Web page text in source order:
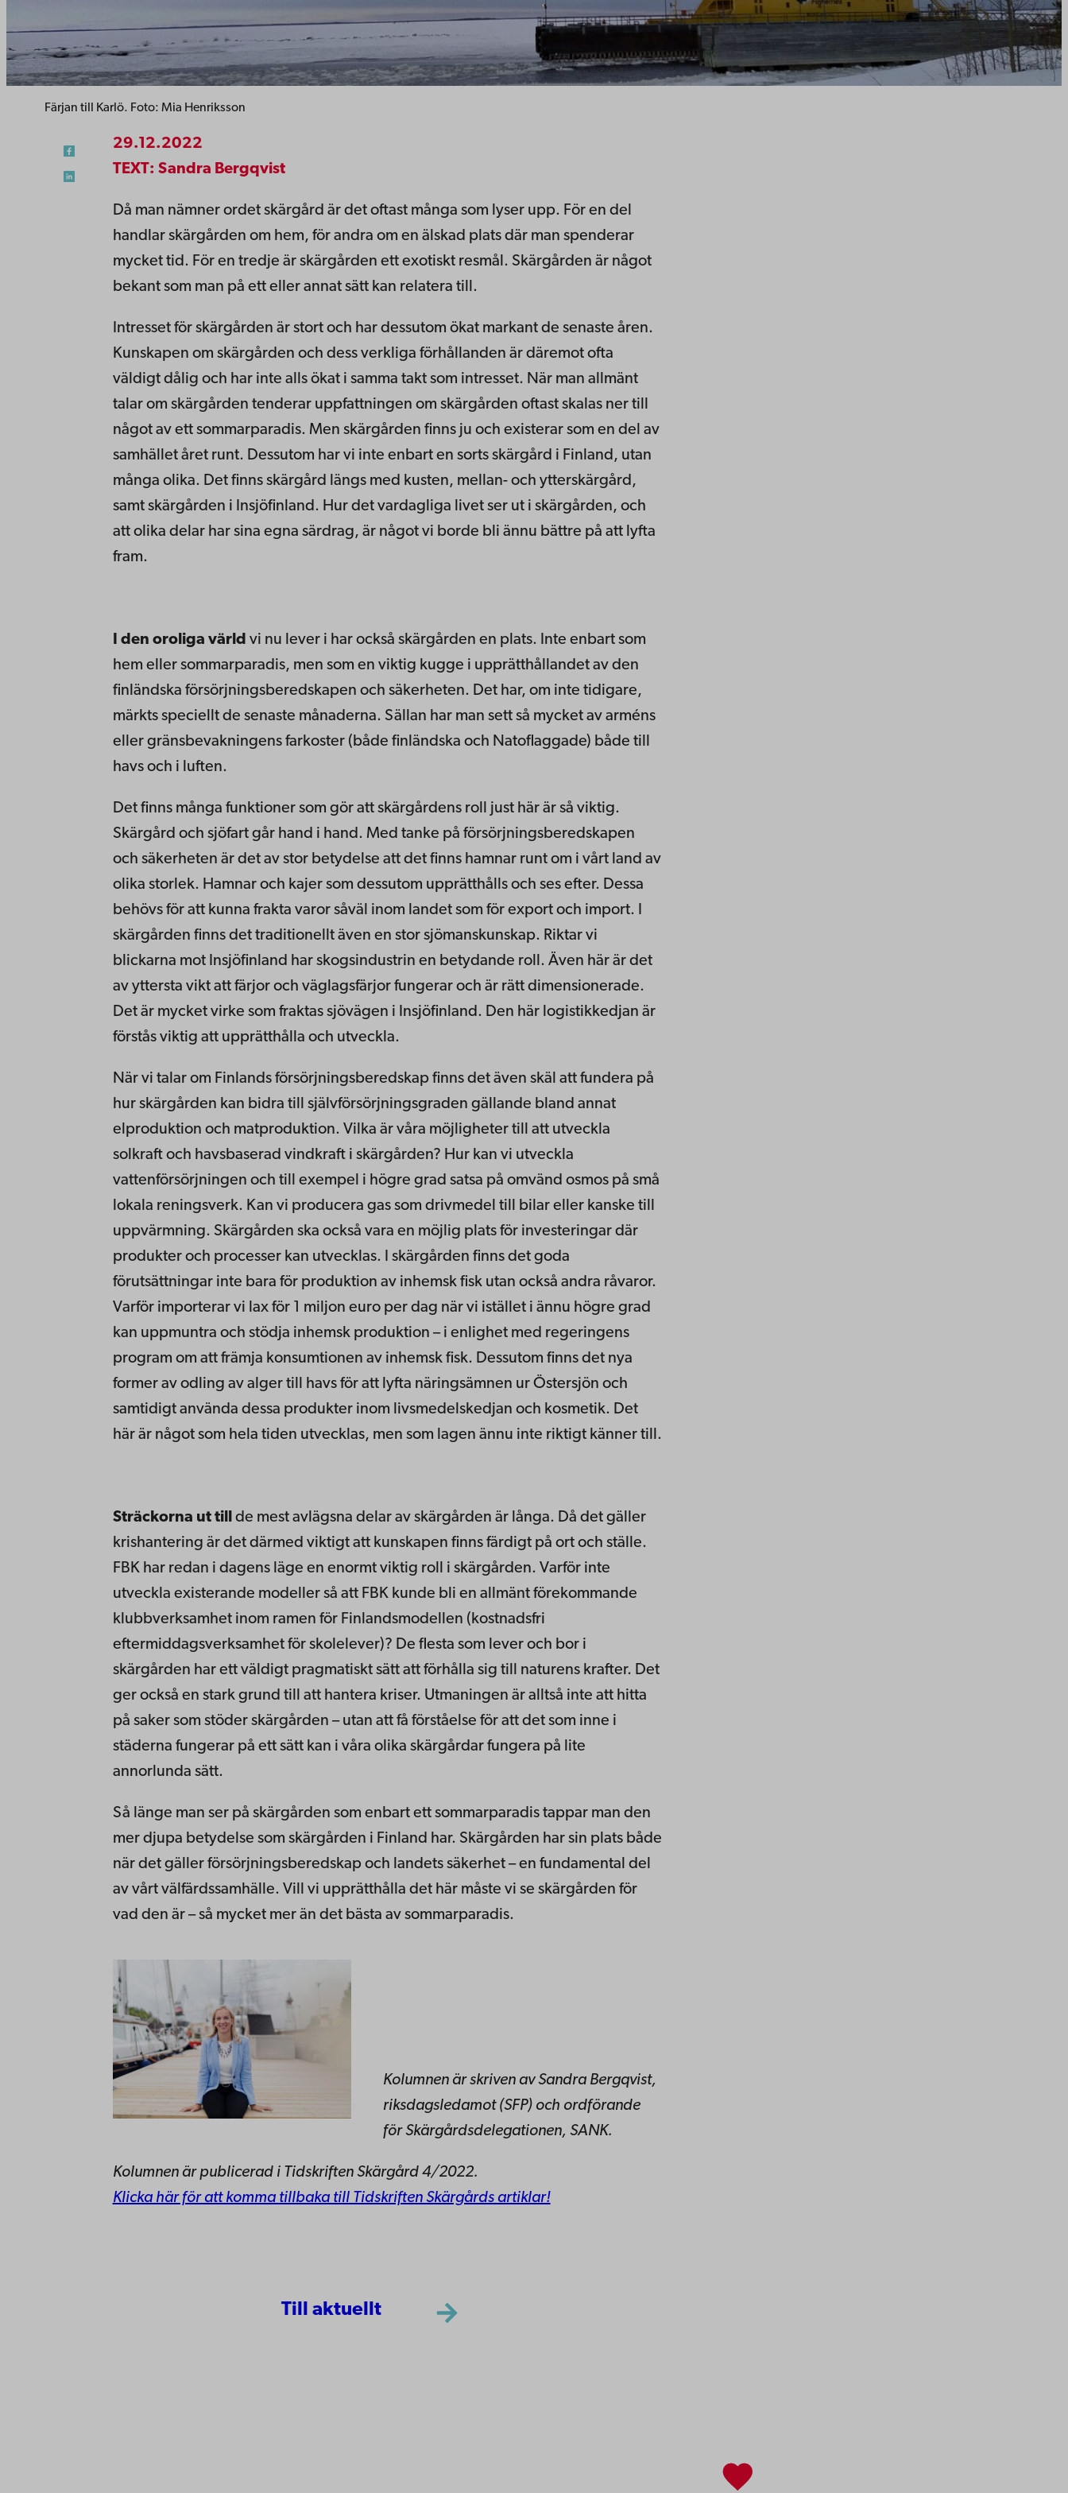
Färjan till Karlö. Foto: Mia Henriksson
29.12.2022
TEXT: Sandra Bergqvist
Då man nämner ordet skärgård är det oftast många som lyser upp. För en del
handlar skärgården om hem, för andra om en älskad plats där man spenderar
mycket tid. För en tredje är skärgården ett exotiskt resmål. Skärgården är något
bekant som man på ett eller annat sätt kan relatera till.
Intresset för skärgården är stort och har dessutom ökat markant de senaste åren.
Kunskapen om skärgården och dess verkliga förhållanden är däremot ofta
väldigt dålig och har inte alls ökat i samma takt som intresset. När man allmänt
talar om skärgården tenderar uppfattningen om skärgården oftast skalas ner till
något av ett sommarparadis. Men skärgården finns ju och existerar som en del av
samhället året runt. Dessutom har vi inte enbart en sorts skärgård i Finland, utan
många olika. Det finns skärgård längs med kusten, mellan- och ytterskärgård,
samt skärgården i Insjöfinland. Hur det vardagliga livet ser ut i skärgården, och
att olika delar har sina egna särdrag, är något vi borde bli ännu bättre på att lyfta
fram.
I den oroliga värld vi nu lever i har också skärgården en plats. Inte enbart som
hem eller sommarparadis, men som en viktig kugge i upprätthållandet av den
finländska försörjningsberedskapen och säkerheten. Det har, om inte tidigare,
märkts speciellt de senaste månaderna. Sällan har man sett så mycket av arméns
eller gränsbevakningens farkoster (både finländska och Natoflaggade) både till
havs och i luften.
Det finns många funktioner som gör att skärgårdens roll just här är så viktig.
Skärgård och sjöfart går hand i hand. Med tanke på försörjningsberedskapen
och säkerheten är det av stor betydelse att det finns hamnar runt om i vårt land av
olika storlek. Hamnar och kajer som dessutom upprätthålls och ses efter. Dessa
behövs för att kunna frakta varor såväl inom landet som för export och import. I
skärgården finns det traditionellt även en stor sjömanskunskap. Riktar vi
blickarna mot Insjöfinland har skogsindustrin en betydande roll. Även här är det
av yttersta vikt att färjor och väglagsfärjor fungerar och är rätt dimensionerade.
Det är mycket virke som fraktas sjövägen i Insjöfinland. Den här logistikkedjan är
förstås viktig att upprätthålla och utveckla.
När vi talar om Finlands försörjningsberedskap finns det även skäl att fundera på
hur skärgården kan bidra till självförsörjningsgraden gällande bland annat
elproduktion och matproduktion. Vilka är våra möjligheter till att utveckla
solkraft och havsbaserad vindkraft i skärgården? Hur kan vi utveckla
vattenförsörjningen och till exempel i högre grad satsa på omvänd osmos på små
lokala reningsverk. Kan vi producera gas som drivmedel till bilar eller kanske till
uppvärmning. Skärgården ska också vara en möjlig plats för investeringar där
produkter och processer kan utvecklas. I skärgården finns det goda
förutsättningar inte bara för produktion av inhemsk fisk utan också andra råvaror.
Varför importerar vi lax för 1 miljon euro per dag när vi istället i ännu högre grad
kan uppmuntra och stödja inhemsk produktion – i enlighet med regeringens
program om att främja konsumtionen av inhemsk fisk. Dessutom finns det nya
former av odling av alger till havs för att lyfta näringsämnen ur Östersjön och
samtidigt använda dessa produkter inom livsmedelskedjan och kosmetik. Det
här är något som hela tiden utvecklas, men som lagen ännu inte riktigt känner till.
Sträckorna ut tillde mest avlägsna delar av skärgården är långa. Då det gäller
krishantering är det därmed viktigt att kunskapen finns färdigt på ort och ställe.
FBK har redan i dagens läge en enormt viktig roll i skärgården. Varför inte
utveckla existerande modeller så att FBK kunde bli en allmänt förekommande
klubbverksamhet inom ramen för Finlandsmodellen (kostnadsfri
eftermiddagsverksamhet för skolelever)? De flesta som lever och bor i
skärgården har ett väldigt pragmatiskt sätt att förhålla sig till naturens krafter. Det
ger också en stark grund till att hantera kriser. Utmaningen är alltså inte att hitta
på saker som stöder skärgården – utan att få förståelse för att det som inne i
städerna fungerar på ett sätt kan i våra olika skärgårdar fungera på lite
annorlunda sätt.
Så länge man ser på skärgården som enbart ett sommarparadis tappar man den
mer djupa betydelse som skärgården i Finland har. Skärgården har sin plats både
när det gäller försörjningsberedskap och landets säkerhet – en fundamental del
av vårt välfärdssamhälle. Vill vi upprätthålla det här måste vi se skärgården för
vad den är – så mycket mer än det bästa av sommarparadis.
Kolumnen är skriven av Sandra Bergqvist,
riksdagsledamot (SFP) och ordförande
för Skärgårdsdelegationen, SANK.
Kolumnen är publicerad i Tidskriften Skärgård 4/2022.
Klicka här för att komma tillbaka till Tidskriften Skärgårds artiklar!
Till aktuellt